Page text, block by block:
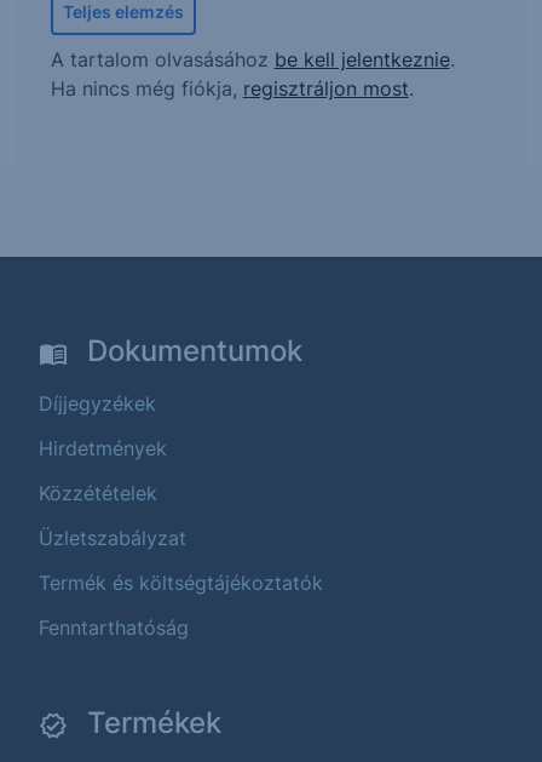
Teljes elemzés
A tartalom olvasásához be kell jelentkeznie.
Ha nincs még fiókja, regisztráljon most.
Dokumentumok
Díjjegyzékek
Hirdetmények
Közzétételek
Üzletszabályzat
Termék és költségtájékoztatók
Fenntarthatóság
Termékek